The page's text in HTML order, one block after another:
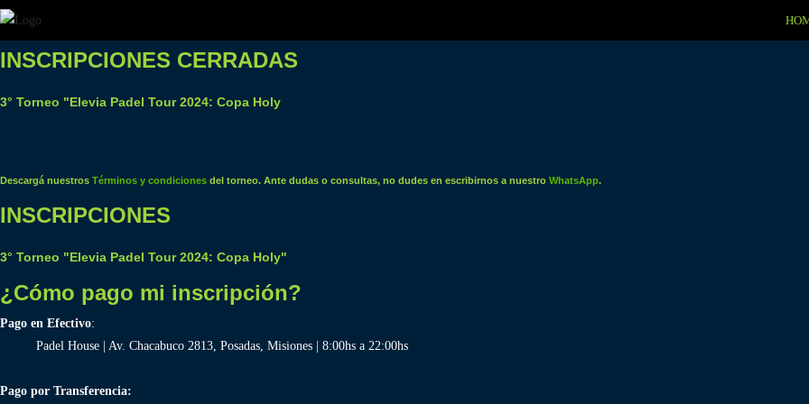
Saltar
contenido
INSCRIPCIONES CERRADAS
3° Torneo "Elevia Padel Tour 2024: Copa Holy
Descargá nuestros Términos y condiciones del torneo. Ante dudas o consultas, no dudes en escribirnos a nuestro WhatsApp.
INSCRIPCIONES
3° Torneo "Elevia Padel Tour 2024: Copa Holy"
¿Cómo pago mi inscripción?​
Pago en Efectivo:
Padel House | Av. Chacabuco 2813, Posadas, Misiones | 8:00hs a 22:00hs
Pago por Transferencia: